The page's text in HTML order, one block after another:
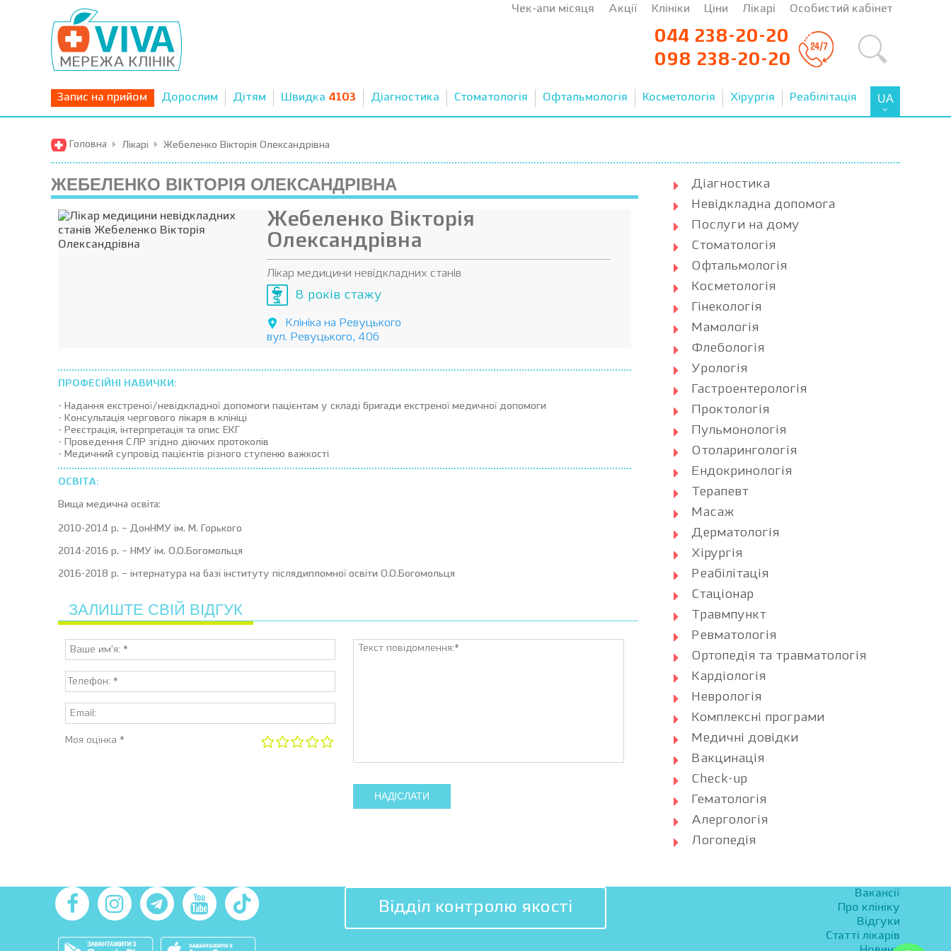
Чек-апи місяця Акції Клініки Ціни Лікарі Особистий кабінет
044 238-20-20
098 238-20-20
Запис на прийом Дорослим Дітям Швидка 4103 Діагностика Стоматологія Офтальмологія Косметологія Хірургія Реабілітація UA
Головна Лікарі Жебеленко Вікторія Олександрівна
ЖЕБЕЛЕНКО ВІКТОРІЯ ОЛЕКСАНДРІВНА
Жебеленко Вікторія
Олександрівна
Лікар медицини невідкладних станів
8 років стажу
Клініка на Ревуцького
вул. Ревуцького, 40б
ПРОФЕСІЙНІ НАВИЧКИ:
- Надання екстреної/невідкладної допомоги пацієнтам у складі бригади екстреної медичної допомоги
- Консультація чергового лікаря в клініці
- Реєстрація, інтерпретація та опис ЕКГ
- Проведення СЛР згідно діючих протоколів
- Медичний супровід пацієнтів різного ступеню важкості
ОСВІТА:
Вища медична освіта:
2010-2014 р. – ДонНМУ ім. М. Горького
2014-2016 р. – НМУ ім. О.О.Богомольця
2016-2018 р. – інтернатура на базі інституту післядипломної освіти О.О.Богомольця
ЗАЛИШТЕ СВІЙ ВІДГУК
Моя оцінка *
НАДІСЛАТИ
Діагностика
Невідкладна допомога
Послуги на дому
Стоматологія
Офтальмологія
Косметологія
Гінекологія
Мамологія
Флебологія
Урологія
Гастроентерологія
Проктологія
Пульмонологія
Отоларингологія
Ендокринологія
Терапевт
Масаж
Дерматологія
Хірургія
Реабілітація
Стаціонар
Травмпункт
Ревматологія
Ортопедія та травматологія
Кардіологія
Неврологія
Комплексні програми
Медичні довідки
Вакцинація
Check-up
Гематологія
Алергологія
Логопедія
Відділ контролю якості
Вакансії
Про клініку
Відгуки
Статті лікарів